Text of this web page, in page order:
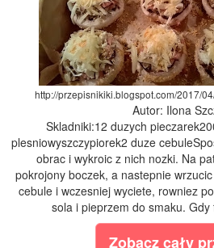
http://przepisnikiki.blogspot.com/2017/
Autor: Ilona
Skladniki:12 duzych
plesniowyszczypiorek2 duze
obrac i wykroic z nich nozki. Na
pokrojony boczek, a nastepnie
cebule i wczesniej wyciete, rowniez
sola i pieprzem do smaku.
Zobacz cały